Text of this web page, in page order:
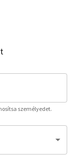
személyedet.